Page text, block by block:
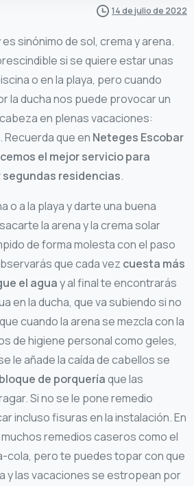
14 de julio de 2022
sinónimo de sol, crema y arena.
si se quiere estar unas
o en la playa, pero cuando
la ducha nos puede provocar un
en plenas vacaciones:
Recuerda que en Neteges Escobar
el mejor servicio para
residencias.
o a la playa y darte una buena
la arena y la crema solar
de forma molesta con el paso
que cada vez cuesta más
el aguay al final te encontrarás
en la ducha, que va subiendo si no
cuando la arena se mezcla con la
de higiene personal como geles,
le añade la caída de cabellos se
de porqueríaque las
Si no se le pone remedio
incluso fisuras en la instalación. En
remedios caseros como el
cola, pero te puedes topar con que
y las vacaciones se estropean por